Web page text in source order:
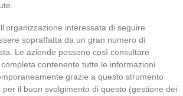
interessata di seguire
sopraffatta da un gran numero di
Le aziende possono così consultare
contenente tutte le informazioni
grazie a questo strumento
il buon svolgimento di questo (gestione dei